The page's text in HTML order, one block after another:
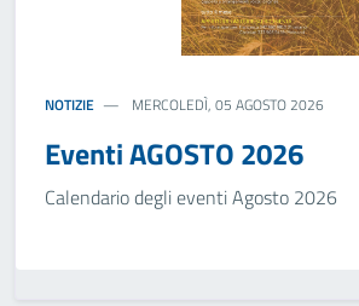
NOTIZIE MERCOLEDÌ, 05 AGOSTO 2026
Eventi AGOSTO 2026
Calendario degli eventi Agosto 2026